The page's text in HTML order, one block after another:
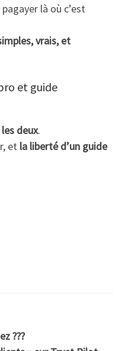
là où c’est
vrais, et
et guide
deux.
et la liberté d’un guide
???